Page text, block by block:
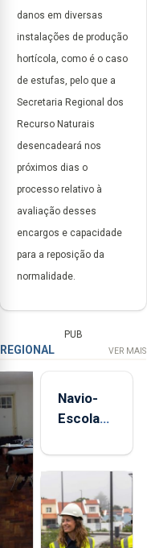
danos em diversas
instalações de produção
hortícola, como é o caso
de estufas, pelo que a
Secretaria Regional dos
Recurso Naturais
desencadeará nos
próximos dias o
processo relativo à
avaliação desses
encargos e capacidade
para a reposição da
normalidade.
PUB
REGIONAL VER MAIS
Navio-
Escola
está de
aos
Açores